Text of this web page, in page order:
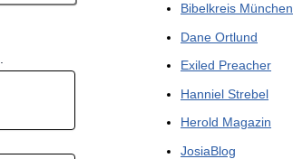
Bibelkreis München
Dane Ortlund
Exiled Preacher
Hanniel Strebel
Herold Magazin
JosiaBlog